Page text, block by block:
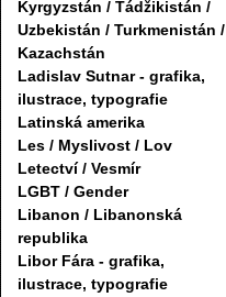
Kyrgyzstán / Tádžikistán /
Uzbekistán / Turkmenistán /
Kazachstán
Ladislav Sutnar - grafika,
ilustrace, typografie
Latinská amerika
Les / Myslivost / Lov
Letectví / Vesmír
LGBT / Gender
Libanon / Libanonská
republika
Libor Fára - grafika,
ilustrace, typografie